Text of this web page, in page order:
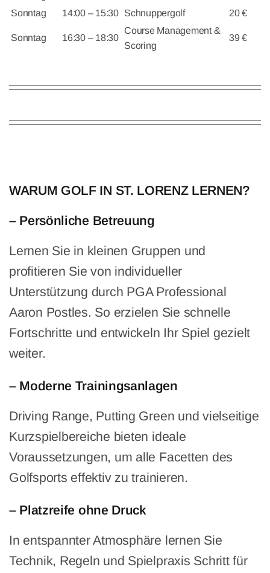
Sonntag
14:00 – 15:30 Schnuppergolf 20 €
Sonntag 16:30 – 18:30
Course Management &
Scoring
39 €
WARUM GOLF IN ST. LORENZ LERNEN?
– Persönliche Betreuung
Lernen Sie in kleinen Gruppen und
profitieren Sie von individueller
Unterstützung durch PGA Professional
Aaron Postles. So erzielen Sie schnelle
Fortschritte und entwickeln Ihr Spiel gezielt
weiter.
– Moderne Trainingsanlagen
Driving Range, Putting Green und vielseitige
Kurzspielbereiche bieten ideale
Voraussetzungen, um alle Facetten des
Golfsports effektiv zu trainieren.
– Platzreife ohne Druck
In entspannter Atmosphäre lernen Sie
Technik, Regeln und Spielpraxis Schritt für